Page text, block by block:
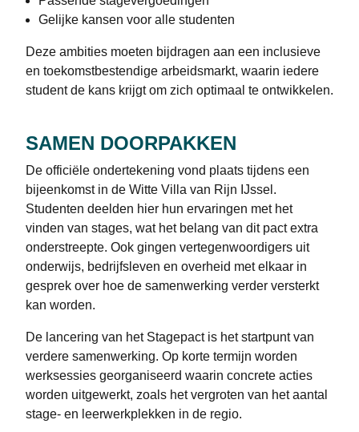
Gelijke kansen voor alle studenten
Deze ambities moeten bijdragen aan een inclusieve
en toekomstbestendige arbeidsmarkt, waarin iedere
student de kans krijgt om zich optimaal te ontwikkelen.
SAMEN DOORPAKKEN
De officiële ondertekening vond plaats tijdens een
bijeenkomst in de Witte Villa van Rijn IJssel.
Studenten deelden hier hun ervaringen met het
vinden van stages, wat het belang van dit pact extra
onderstreepte. Ook gingen vertegenwoordigers uit
onderwijs, bedrijfsleven en overheid met elkaar in
gesprek over hoe de samenwerking verder versterkt
kan worden.
De lancering van het Stagepact is het startpunt van
verdere samenwerking. Op korte termijn worden
werksessies georganiseerd waarin concrete acties
worden uitgewerkt, zoals het vergroten van het aantal
stage- en leerwerkplekken in de regio.